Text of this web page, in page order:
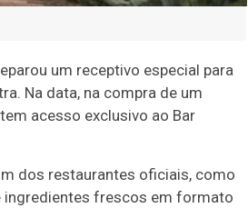
um receptivo especial para
Na data, na compra de um
acesso exclusivo ao Bar
dos restaurantes oficiais, como
ingredientes frescos em formato